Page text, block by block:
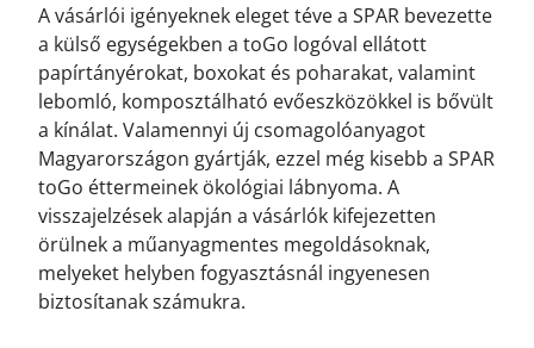
A vásárlói igényeknek eleget téve a SPAR bevezette
a külső egységekben a toGo logóval ellátott
papírtányérokat, boxokat és poharakat, valamint
lebomló, komposztálható evőeszközökkel is bővült
a kínálat. Valamennyi új csomagolóanyagot
Magyarországon gyártják, ezzel még kisebb a SPAR
toGo éttermeinek ökológiai lábnyoma. A
visszajelzések alapján a vásárlók kifejezetten
örülnek a műanyagmentes megoldásoknak,
melyeket helyben fogyasztásnál ingyenesen
biztosítanak számukra.